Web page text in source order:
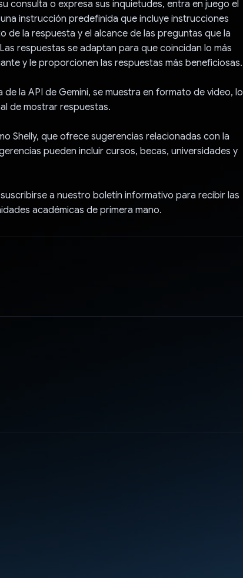
consulta o expresa sus inquietudes, entra en juego el
instrucción predefinida que incluye instrucciones
de la respuesta y el alcance de las preguntas que la
respuestas se adaptan para que coincidan lo más
y le proporcionen las respuestas más beneficiosas.
la API de Gemini, se muestra en formato de video, lo
de mostrar respuestas.
Shelly, que ofrece sugerencias relacionadas con la
pueden incluir cursos, becas, universidades y
a nuestro boletín informativo para recibir las
académicas de primera mano.